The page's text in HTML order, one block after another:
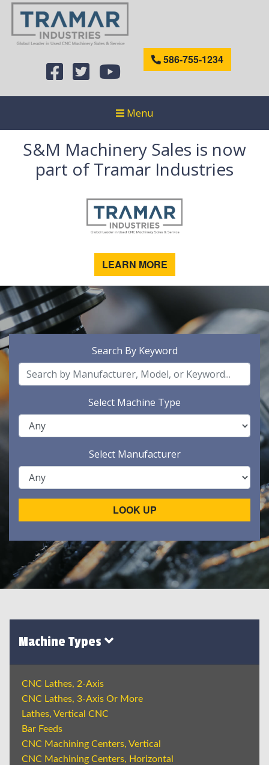
586-755-1234
Menu
S&M Machinery Sales is now
part of Tramar Industries
LEARN MORE
Search By Keyword
Select Machine Type
Select Manufacturer
LOOK UP
Machine Types
CNC Lathes, 2-Axis
CNC Lathes, 3-Axis Or More
Lathes, Vertical CNC
Bar Feeds
CNC Machining Centers, Vertical
CNC Machining Centers, Horizontal